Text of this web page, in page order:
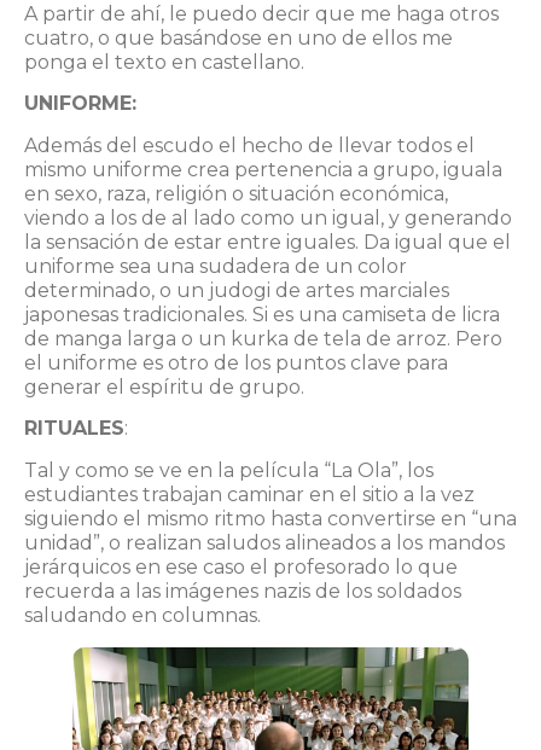
A partir de ahí, le puedo decir que me haga otros
cuatro, o que basándose en uno de ellos me
ponga el texto en castellano.
UNIFORME:
Además del escudo el hecho de llevar todos el
mismo uniforme crea pertenencia a grupo, iguala
en sexo, raza, religión o situación económica,
viendo a los de al lado como un igual, y generando
la sensación de estar entre iguales. Da igual que el
uniforme sea una sudadera de un color
determinado, o un judogi de artes marciales
japonesas tradicionales. Si es una camiseta de licra
de manga larga o un kurka de tela de arroz. Pero
el uniforme es otro de los puntos clave para
generar el espíritu de grupo.
RITUALES:
Tal y como se ve en la película “La Ola”, los
estudiantes trabajan caminar en el sitio a la vez
siguiendo el mismo ritmo hasta convertirse en “una
unidad”, o realizan saludos alineados a los mandos
jerárquicos en ese caso el profesorado lo que
recuerda a las imágenes nazis de los soldados
saludando en columnas.